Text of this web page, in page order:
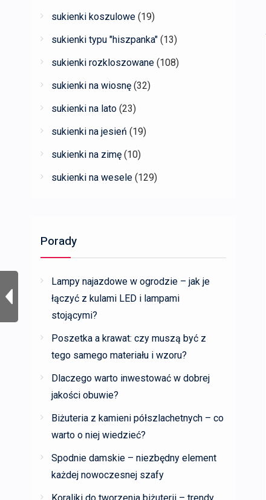
sukienki koszulowe (19)
sukienki typu "hiszpanka" (13)
sukienki rozkloszowane (108)
sukienki na wiosnę (32)
sukienki na lato (23)
sukienki na jesień (19)
sukienki na zimę (10)
sukienki na wesele (129)
Porady
Lampy najazdowe w ogrodzie – jak je
łączyć z kulami LED i lampami
stojącymi?
Poszetka a krawat: czy muszą być z
tego samego materiału i wzoru?
Dlaczego warto inwestować w dobrej
jakości obuwie?
Biżuteria z kamieni półszlachetnych – co
warto o niej wiedzieć?
Spodnie damskie – niezbędny element
każdej nowoczesnej szafy